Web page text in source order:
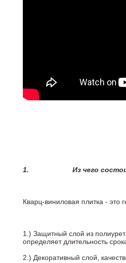
1. Из чего
Кварц-виниловая плитка - это
1.) Защитный слой из
определяет длительность
2.) Декоративный слой,